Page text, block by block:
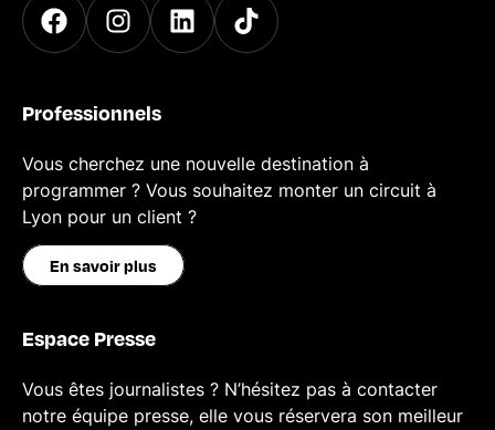
Professionnels
Vous cherchez une nouvelle destination à
programmer ? Vous souhaitez monter un circuit à
Lyon pour un client ?
En savoir plus
Espace Presse
Vous êtes journalistes ? N’hésitez pas à contacter
notre équipe presse, elle vous réservera son meilleur